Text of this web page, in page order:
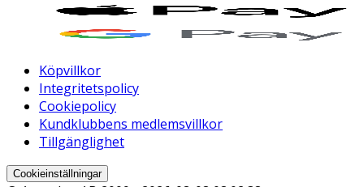
Köpvillkor
Integritetspolicy
Cookiepolicy
Kundklubbens medlemsvillkor
Tillgänglighet
Cookieinställningar